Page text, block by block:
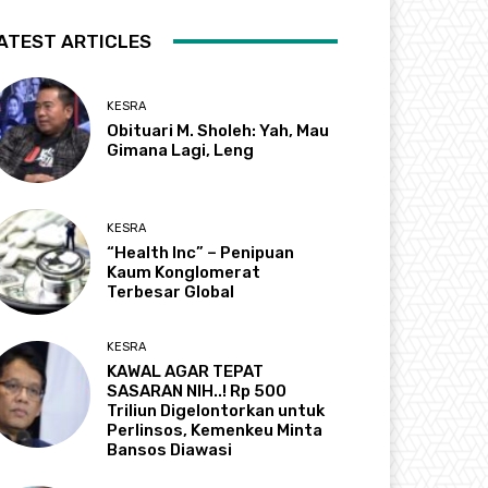
ARTICLES
KESRA
Obituari M. Sholeh: Yah, Mau
Gimana Lagi, Leng
KESRA
“Health Inc” – Penipuan
Kaum Konglomerat
Terbesar Global
KESRA
KAWAL AGAR TEPAT
SASARAN NIH..! Rp 500
Triliun Digelontorkan untuk
Perlinsos, Kemenkeu Minta
Bansos Diawasi